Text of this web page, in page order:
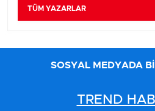
TÜM YAZARLAR
SOSYAL MEDYADA
TREND